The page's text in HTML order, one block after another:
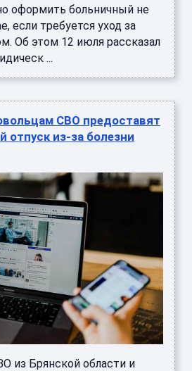
оформить больничный не
если требуется уход за
Об этом 12 июля рассказал
...
СВО предоставят
отпуск из-за болезни
из Брянской области и